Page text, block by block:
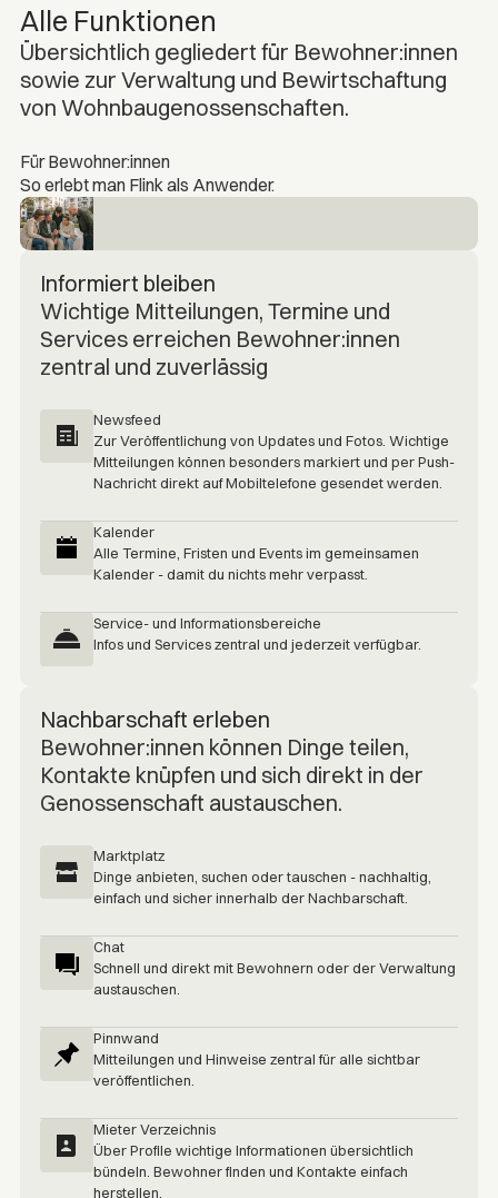
Alle Funktionen
Übersichtlich gegliedert für Bewohner:innen
sowie zur Verwaltung und Bewirtschaftung
von Wohnbaugenossenschaften.
Für Bewohner:innen
So erlebt man Flink als Anwender.
Informiert bleiben
Wichtige Mitteilungen, Termine und
Services erreichen Bewohner:innen
zentral und zuverlässig
Newsfeed
Zur Veröffentlichung von Updates und Fotos. Wichtige
Mitteilungen können besonders markiert und per Push-
Nachricht direkt auf Mobiltelefone gesendet werden.
Kalender
Alle Termine, Fristen und Events im gemeinsamen
Kalender - damit du nichts mehr verpasst.
Service- und Informationsbereiche
Infos und Services zentral und jederzeit verfügbar.
Nachbarschaft erleben
Bewohner:innen können Dinge teilen,
Kontakte knüpfen und sich direkt in der
Genossenschaft austauschen.
Marktplatz
Dinge anbieten, suchen oder tauschen - nachhaltig,
einfach und sicher innerhalb der Nachbarschaft.
Chat
Schnell und direkt mit Bewohnern oder der Verwaltung
austauschen.
Pinnwand
Mitteilungen und Hinweise zentral für alle sichtbar
veröffentlichen.
Mieter Verzeichnis
Über Profile wichtige Informationen übersichtlich
bündeln. Bewohner finden und Kontakte einfach
herstellen.